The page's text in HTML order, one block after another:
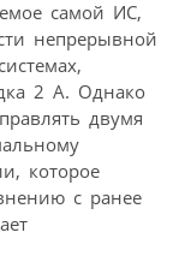
самой ИС,
непрерывной
2 А. Однако
двумя
которое
с ранее